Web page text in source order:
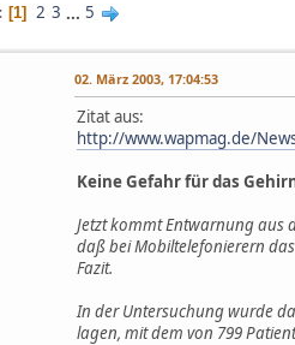
1 2 3 ... 5
02. März 2003, 17:04:53
Zitat aus:
http://www.wapmag.de/
Keine Gefahr für das
Jetzt kommt Entwarnung aus
daß bei Mobiltelefonierern
Fazit.
In der Untersuchung wurde
lagen, mit dem von 799